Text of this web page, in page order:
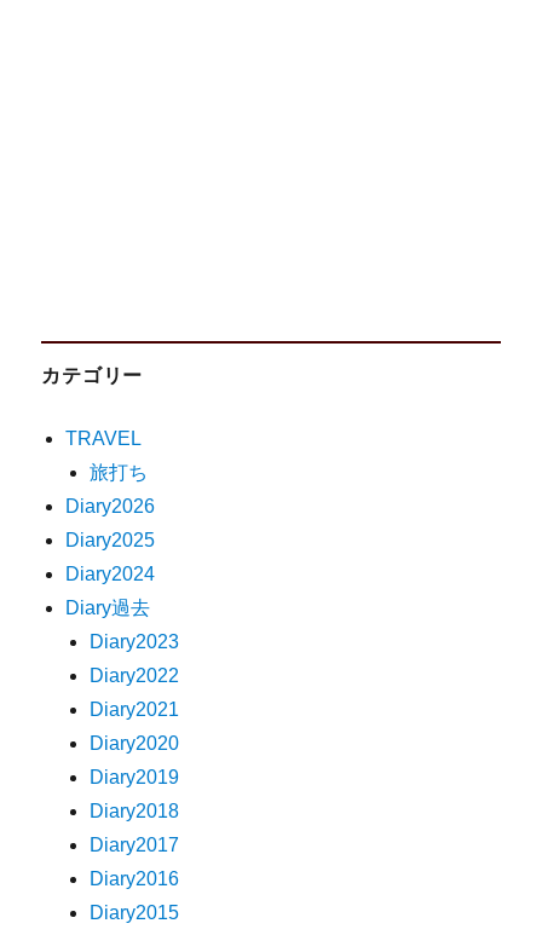
カテゴリー
TRAVEL
旅打ち
Diary2026
Diary2025
Diary2024
Diary過去
Diary2023
Diary2022
Diary2021
Diary2020
Diary2019
Diary2018
Diary2017
Diary2016
Diary2015